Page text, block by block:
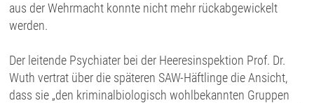
aus der Wehrmacht konnte nicht mehr rückabgewickelt
werden.
Der leitende Psychiater bei der Heeresinspektion Prof. Dr.
Wuth vertrat über die späteren SAW-Häftlinge die Ansicht,
dass sie „den kriminalbiologisch wohlbekannten Gruppen